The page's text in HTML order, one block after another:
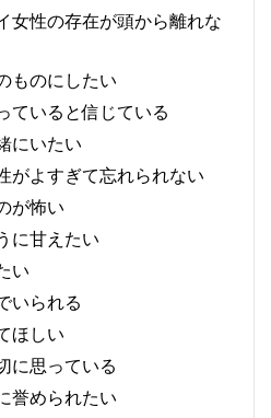
女性の存在が頭から離れな
ものにしたい
ていると信じている
にいたい
がよすぎて忘れられない
が怖い
に甘えたい
い
いられる
ほしい
に思っている
誉められたい